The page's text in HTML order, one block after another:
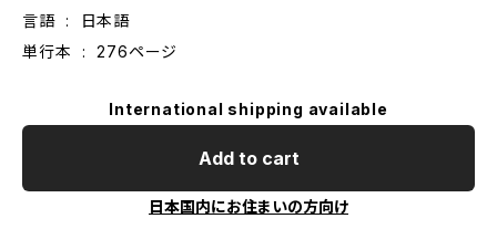
言語 ‏ : ‎ 日本語
単行本 ‏ : ‎ 276ページ
International shipping available
Add to cart
日本国内にお住まいの方向け